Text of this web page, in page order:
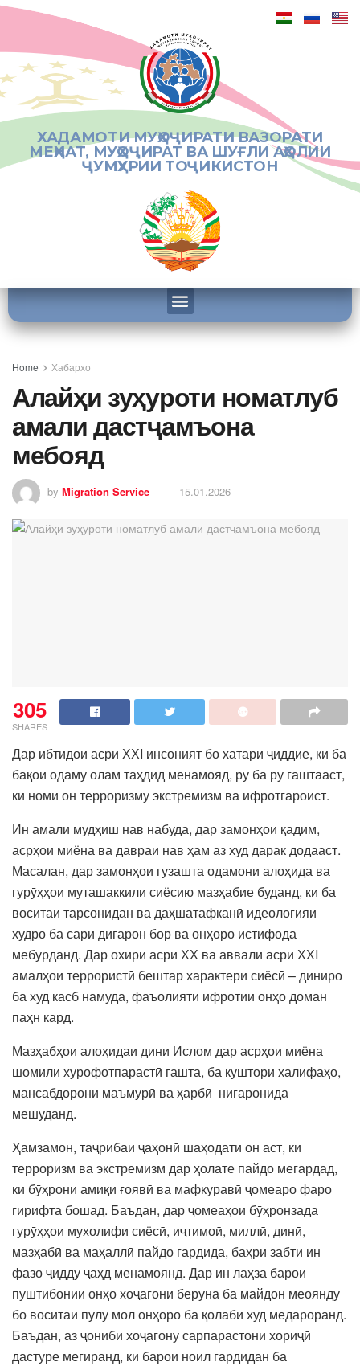
ХАДАМОТИ МУҲОҶИРАТИ ВАЗОРАТИ
МЕҲНАТ, МУҲОҶИРАТ ВА ШУҒЛИ АҲОЛИИ
ҶУМҲУРИИ ТОҶИКИСТОН
Home Хабархо
Алайҳи зуҳуроти номатлуб
амали дастҷамъона
мебояд
by Migration Service 15.01.2026
305
SHARES
Дар ибтидои асри ХХI инсоният бо хатари ҷиддие, ки ба
бақои одаму олам таҳдид менамояд, рӯ ба рӯ гаштааст,
ки номи он терроризму экстремизм ва ифротгароист.
Ин амали мудҳиш нав набуда, дар замонҳои қадим,
асрҳои миёна ва давраи нав ҳам аз худ дарак додааст.
Масалан, дар замонҳои гузашта одамони алоҳида ва
гурӯҳҳои муташаккили сиёсию мазҳабие буданд, ки ба
воситаи тарсонидан ва даҳшатафканӣ идеологияи
худро ба сари дигарон бор ва онҳоро истифода
мебурданд. Дар охири асри ХХ ва аввали асри ХХI
амалҳои террористӣ бештар характери сиёсӣ – диниро
ба худ касб намуда, фаъолияти ифротии онҳо доман
паҳн кард.
Мазҳабҳои алоҳидаи дини Ислом дар асрҳои миёна
шомили хурофотпарастӣ гашта, ба куштори халифаҳо,
мансабдорони маъмурӣ ва ҳарбӣ нигаронида
мешуданд.
Ҳамзамон, таҷрибаи ҷаҳонӣ шаҳодати он аст, ки
терроризм ва экстремизм дар ҳолате пайдо мегардад,
ки бӯҳрони амиқи ғоявӣ ва мафкуравӣ ҷомеаро фаро
гирифта бошад. Баъдан, дар ҷомеаҳои бӯҳронзада
гурӯҳҳои мухолифи сиёсӣ, иҷтимоӣ, миллӣ, динӣ,
мазҳабӣ ва маҳаллӣ пайдо гардида, баҳри забти ин
фазо ҷидду ҷаҳд менамоянд. Дар ин лаҳза барои
пуштибонии онҳо хоҷагони беруна ба майдон меоянду
бо воситаи пулу мол онҳоро ба қолаби худ медароранд.
Баъдан, аз ҷониби хоҷагону сарпарастони хориҷӣ
дастуре мегиранд, ки барои ноил гардидан ба